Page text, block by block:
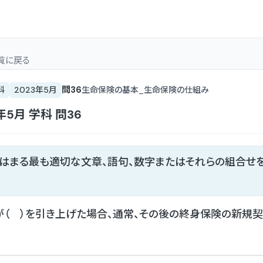
に戻る
2023年5月 問36生命保険の基本_生命保険の仕組み
5月 学科 問36
まる最も適切な文章、語句、数字またはそれらの組合せ
）を引き上げた場合、通常、その後の終身保険の新規